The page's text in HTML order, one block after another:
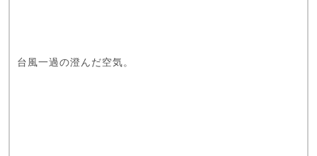
台風一過の澄んだ空気。